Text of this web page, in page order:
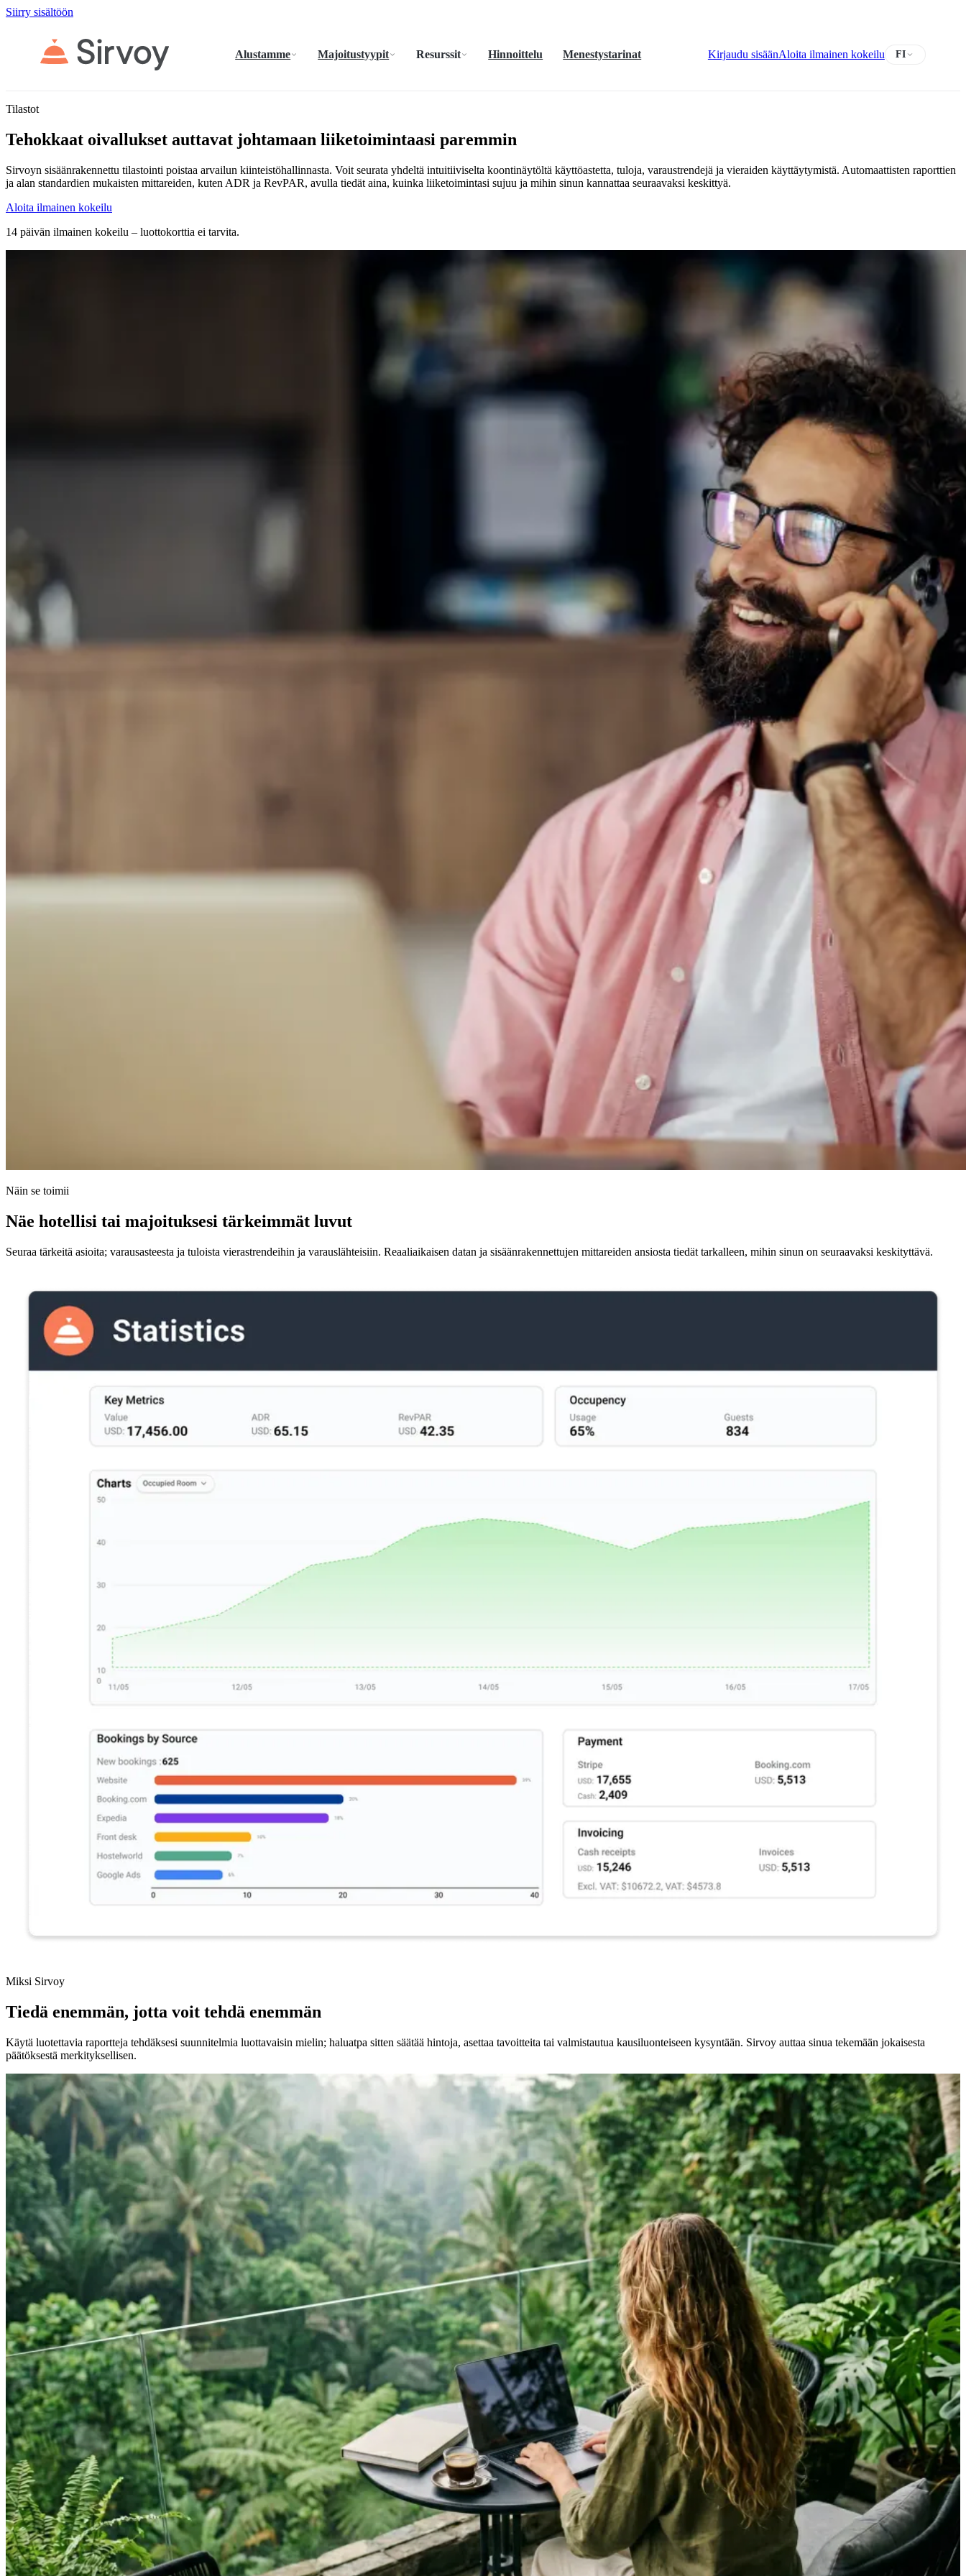
Siirry sisältöön
Alustamme Majoitustyypit Resurssit Hinnoittelu Menestystarinat Kirjaudu sisäänAloita ilmainen kokeilu FI
Tilastot
Tehokkaat oivallukset auttavat johtamaan liiketoimintaasi paremmin
Sirvoyn sisäänrakennettu tilastointi poistaa arvailun kiinteistöhallinnasta. Voit seurata yhdeltä intuitiiviselta koontinäytöltä käyttöastetta, tuloja, varaustrendejä ja vieraiden käyttäytymistä. Automaattisten raporttien
ja alan standardien mukaisten mittareiden, kuten ADR ja RevPAR, avulla tiedät aina, kuinka liiketoimintasi sujuu ja mihin sinun kannattaa seuraavaksi keskittyä.
Aloita ilmainen kokeilu
14 päivän ilmainen kokeilu – luottokorttia ei tarvita.
Näin se toimii
Näe hotellisi tai majoituksesi tärkeimmät luvut
Seuraa tärkeitä asioita; varausasteesta ja tuloista vierastrendeihin ja varauslähteisiin. Reaaliaikaisen datan ja sisäänrakennettujen mittareiden ansiosta tiedät tarkalleen, mihin sinun on seuraavaksi keskityttävä.
Miksi Sirvoy
Tiedä enemmän, jotta voit tehdä enemmän
Käytä luotettavia raportteja tehdäksesi suunnitelmia luottavaisin mielin; haluatpa sitten säätää hintoja, asettaa tavoitteita tai valmistautua kausiluonteiseen kysyntään. Sirvoy auttaa sinua tekemään jokaisesta
päätöksestä merkityksellisen.